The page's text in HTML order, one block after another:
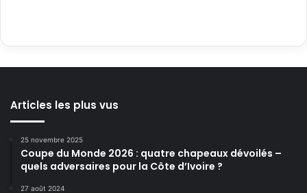
Articles les plus vus
25 novembre 2025
Coupe du Monde 2026 : quatre chapeaux dévoilés –
quels adversaires pour la Côte d’Ivoire ?
27 août 2024